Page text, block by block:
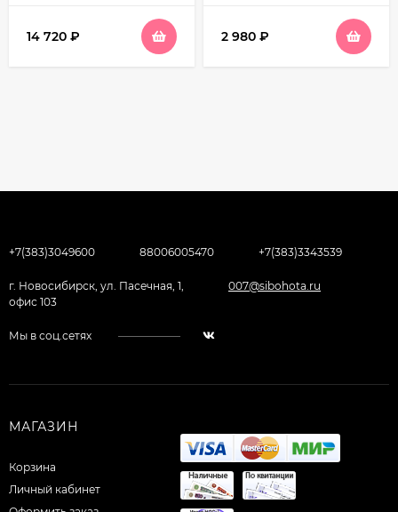
14 720 ₽ 2 980 ₽
+7(383)3049600 88006005470 +7(383)3343539
г. Новосибирск, ул. Пасечная, 1,
офис 103
007@sibohota.ru
Мы в соц.сетях
МАГАЗИН
Корзина
Личный кабинет